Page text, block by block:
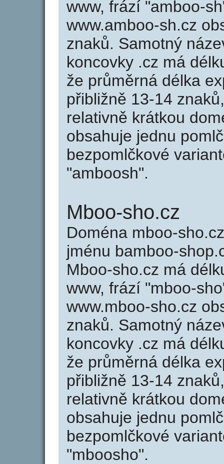
www, frází "amboo-
www.amboo-sh.cz
znaků. Samotný
koncovky .cz má
že průměrná délka
přibližně 13-14
relativně krátkou
obsahuje jednu
bezpomlčkové
"amboosh".
Mboo-sho.cz
Doména mboo-
jménu bamboo-
Mboo-sho.cz má
www, frází "mboo-
www.mboo-sho.cz
znaků. Samotný
koncovky .cz má
že průměrná délka
přibližně 13-14
relativně krátkou
obsahuje jednu
bezpomlčkové
"mboosho".